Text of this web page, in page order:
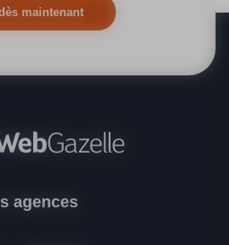
maintenant
agences